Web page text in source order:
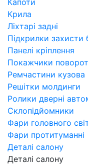
Крила
Ліхтарі задні
Підкрилки захисти
Панелі кріплення
Покажчики
Ремчастини кузова
Решітки молдинги
Ролики дверні
Склопідйомники
Фари головного
Фари протитуманні
Деталі салону
Деталі салону